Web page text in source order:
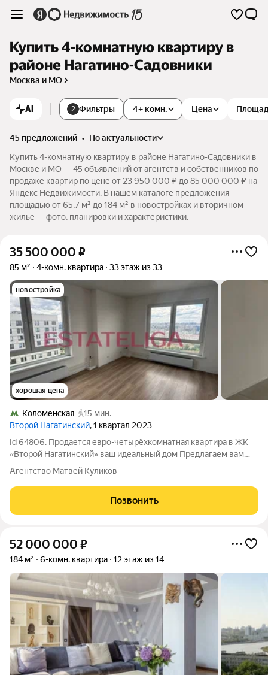
Купить 4-комнатную квартиру в
районе Нагатино-Садовники
Москва и МО
AI 2 Фильтры 4+ комн. Цена
45 предложений •
по актуальности
Купить 4-комнатную квартиру в районе Нагатино-Садовники в
Москве и МО — 45 объявлений от агентств и собственников по
продаже квартир по цене от 23 950 000 ₽ до 85 000 000 ₽ на
Яндекс Недвижимости. В нашем каталоге предложения
площадью от 65,7 м² до 184 м² в новостройках и вторичном
жилье — фото, планировки и характеристики.
35 500 000 ₽
85 м² 4-комн. квартира 33 этаж из 33
новостройка
хорошая цена
Коломенская
15 мин.
Второй Нагатинский, 1 квартал 2023
Id 64806. Продается евро-четырёхкомнатная квартира в ЖК
«Второй Нагатинский» ваш идеальный дом Предлагаем вам
уникальную возможность стать владельцем стильной
квартиры в современном жилом комплексе, который
подойдет как для комфортной жизни, так и
Агентство Матвей Куликов
Позвонить
52 000 000 ₽
184 м² 6-комн. квартира 12 этаж из 14